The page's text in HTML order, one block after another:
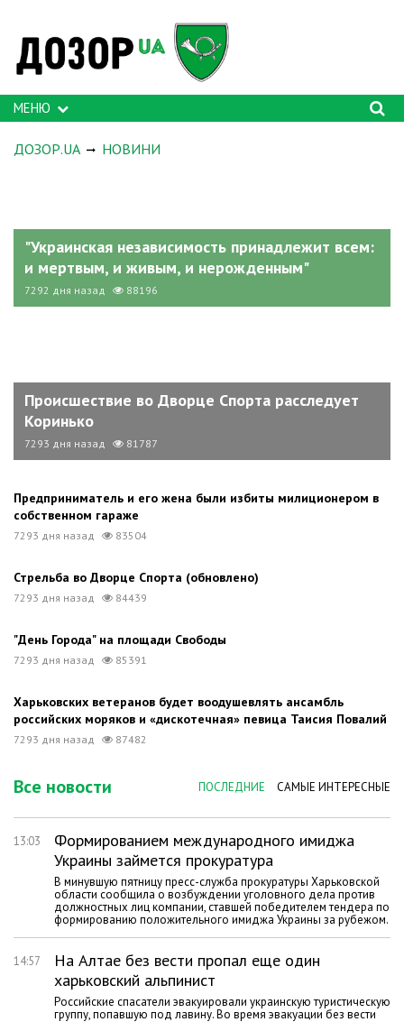
МЕНЮ
ДОЗОР.UA НОВИНИ
"Украинская независимость принадлежит всем:
и мертвым, и живым, и нерожденным"
7292 дня назад 88196
Происшествие во Дворце Спорта расследует
Коринько
7293 дня назад 81787
Предприниматель и его жена были избиты милиционером в
собственном гараже
7293 дня назад 83504
Стрельба во Дворце Спорта (обновлено)
7293 дня назад 84439
"День Города" на площади Свободы
7293 дня назад 85391
Харьковских ветеранов будет воодушевлять ансамбль
российских моряков и «дискотечная» певица Таисия Повалий
7293 дня назад 87482
Все новости ПОСЛЕДНИЕ САМЫЕ ИНТЕРЕСНЫЕ
13:03
Формированием международного имиджа
Украины займется прокуратура
В минувшую пятницу пресс-служба прокуратуры Харьковской
области сообщила о возбуждении уголовного дела против
должностных лиц компании, ставшей победителем тендера по
формированию положительного имиджа Украины за рубежом.
14:57
На Алтае без вести пропал еще один
харьковский альпинист
Российские спасатели эвакуировали украинскую туристическую
группу, попавшую под лавину. Во время эвакуации без вести